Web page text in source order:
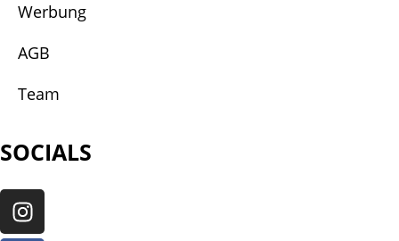
Werbung
AGB
Team
SOCIALS